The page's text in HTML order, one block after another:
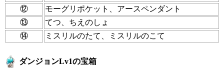
⑫
モーグリポケット、アースペンダント
⑬
てつ、ちえのしょ
⑭
ミスリルのたて、ミスリルのこて
ダンジョンLv1の宝箱